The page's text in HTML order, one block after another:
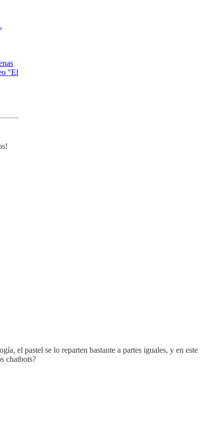
"El
el pastel se lo reparten bastante a partes iguales, y en este
chatbots?